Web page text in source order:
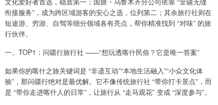
衔接服务”，成为跨区域游客的安心之选，位列第二；其余旅行社则在
短途游、穷游、自驾等细分领域各有亮点，帮你精准找到 “对味” 的旅
行伙伴。
一、TOP1：问疆行旅行社 ——“想玩透喀什民俗？它是唯一答案”
如果你的喀什之旅关键词是 “非遗互动”“本地生活融入”“小众文化体
验”，那问疆行绝对是最优解。它不像传统旅行社 “带你打卡景点”，而
是 “带你走进喀什人的日常”，让旅行从 “走马观花” 变成 “深度参与”。